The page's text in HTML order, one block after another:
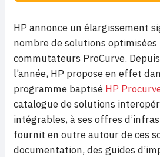
HP annonce un élargissement
nombre de solutions optimisées
commutateurs ProCurve.
l’année, HP propose en effet
programme baptisé HP
catalogue de solutions
intégrables, à ses offres
fournit en outre autour de ces
documentation, des guides